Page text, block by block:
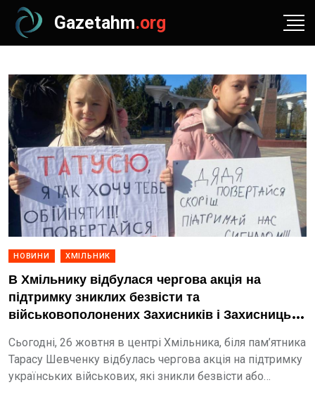
Gazetahm.org
НОВИНИ ХМІЛЬНИК
В Хмільнику відбулася чергова акція на
підтримку зниклих безвісти та
військовополонених Захисників і Захисниць
Сьогодні, 26 жовтня в центрі Хмільника, біля пам’ятника
Тарасу Шевченку відбулась чергова акція на підтримку
українських військових, які зникли безвісти або